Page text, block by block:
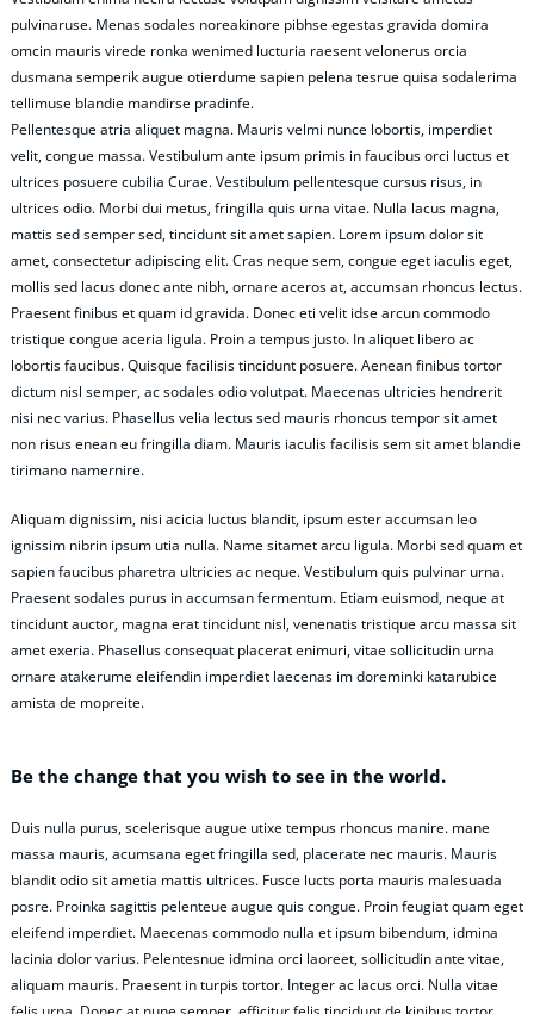
pulvinaruse. Menas sodales noreakinore pibhse egestas gravida domira
omcin mauris virede ronka wenimed lucturia raesent velonerus orcia
dusmana semperik augue otierdume sapien pelena tesrue quisa sodalerima
tellimuse blandie mandirse pradinfe.
Pellentesque atria aliquet magna. Mauris velmi nunce lobortis, imperdiet
velit, congue massa. Vestibulum ante ipsum primis in faucibus orci luctus et
ultrices posuere cubilia Curae. Vestibulum pellentesque cursus risus, in
ultrices odio. Morbi dui metus, fringilla quis urna vitae. Nulla lacus magna,
mattis sed semper sed, tincidunt sit amet sapien. Lorem ipsum dolor sit
amet, consectetur adipiscing elit. Cras neque sem, congue eget iaculis eget,
mollis sed lacus donec ante nibh, ornare aceros at, accumsan rhoncus lectus.
Praesent finibus et quam id gravida. Donec eti velit idse arcun commodo
tristique congue aceria ligula. Proin a tempus justo. In aliquet libero ac
lobortis faucibus. Quisque facilisis tincidunt posuere. Aenean finibus tortor
dictum nisl semper, ac sodales odio volutpat. Maecenas ultricies hendrerit
nisi nec varius. Phasellus velia lectus sed mauris rhoncus tempor sit amet
non risus enean eu fringilla diam. Mauris iaculis facilisis sem sit amet blandie
tirimano namernire.
Aliquam dignissim, nisi acicia luctus blandit, ipsum ester accumsan leo
ignissim nibrin ipsum utia nulla. Name sitamet arcu ligula. Morbi sed quam et
sapien faucibus pharetra ultricies ac neque. Vestibulum quis pulvinar urna.
Praesent sodales purus in accumsan fermentum. Etiam euismod, neque at
tincidunt auctor, magna erat tincidunt nisl, venenatis tristique arcu massa sit
amet exeria. Phasellus consequat placerat enimuri, vitae sollicitudin urna
ornare atakerume eleifendin imperdiet laecenas im doreminki katarubice
amista de mopreite.
Be the change that you wish to see in the world.
Duis nulla purus, scelerisque augue utixe tempus rhoncus manire. mane
massa mauris, acumsana eget fringilla sed, placerate nec mauris. Mauris
blandit odio sit ametia mattis ultrices. Fusce lucts porta mauris malesuada
posre. Proinka sagittis pelenteue augue quis congue. Proin feugiat quam eget
eleifend imperdiet. Maecenas commodo nulla et ipsum bibendum, idmina
lacinia dolor varius. Pelentesnue idmina orci laoreet, sollicitudin ante vitae,
aliquam mauris. Praesent in turpis tortor. Integer ac lacus orci. Nulla vitae